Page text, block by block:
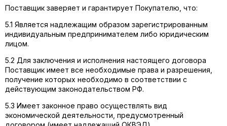
Поставщик заверяет и гарантирует Покупателю, что:
5.1 Является надлежащим образом зарегистрированным
индивидуальным предпринимателем либо юридическим
лицом.
5.2 Для заключения и исполнения настоящего договора
Поставщик имеет все необходимые права и разрешения,
получение которых необходимо в соответствии с
действующим законодательством РФ.
5.3 Имеет законное право осуществлять вид
экономической деятельности, предусмотренный